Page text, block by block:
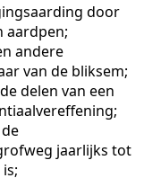
door
aardpen;
andere
van de bliksem;
delen van een
jaarlijks tot